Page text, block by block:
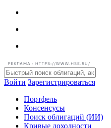
РЕКЛАМА • HTTPS://WWW.HSE.RU/
Войти Зарегистрироваться